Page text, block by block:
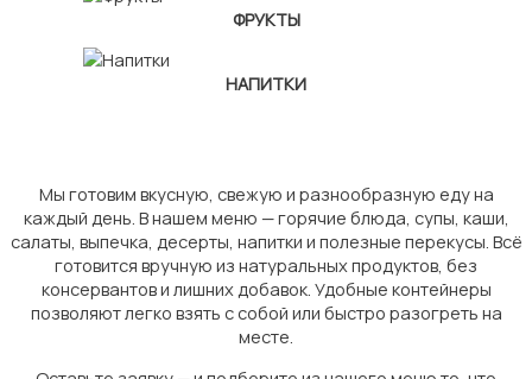
ФРУКТЫ
НАПИТКИ
Мы готовим вкусную, свежую и разнообразную еду на
каждый день. В нашем меню — горячие блюда, супы, каши,
салаты, выпечка, десерты, напитки и полезные перекусы. Всё
готовится вручную из натуральных продуктов, без
консервантов и лишних добавок. Удобные контейнеры
позволяют легко взять с собой или быстро разогреть на
месте.